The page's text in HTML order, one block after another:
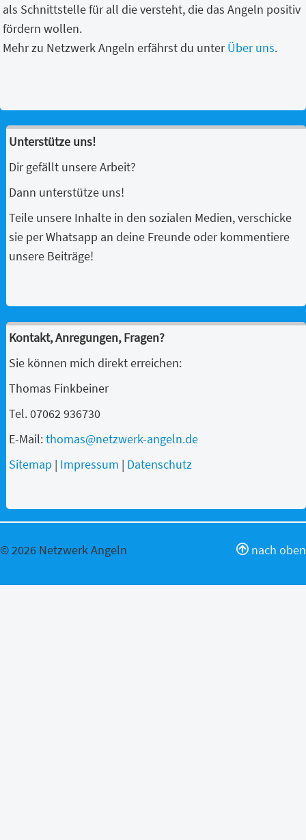
als Schnittstelle für all die versteht, die das Angeln positiv
fördern wollen.
Mehr zu Netzwerk Angeln erfährst du unterÜber uns.
Unterstütze uns!
Dir gefällt unsere Arbeit?
Dann unterstütze uns!
Teile unsere Inhalte in den sozialen Medien, verschicke
sie per Whatsapp an deine Freunde oder kommentiere
unsere Beiträge!
Kontakt, Anregungen, Fragen?
Sie können mich direkt erreichen:
Thomas Finkbeiner
Tel. 07062 936730
E-Mail:thomas@netzwerk-angeln.de
Sitemap | Impressum | Datenschutz
nach oben
© 2026 Netzwerk Angeln